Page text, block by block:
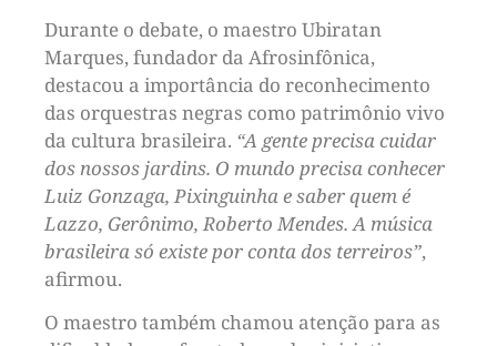
Durante o debate, o maestro Ubiratan
Marques, fundador da Afrosinfônica,
destacou a importância do reconhecimento
das orquestras negras como patrimônio vivo
da cultura brasileira. “A gente precisa cuidar
dos nossos jardins. O mundo precisa conhecer
Luiz Gonzaga, Pixinguinha e saber quem é
Lazzo, Gerônimo, Roberto Mendes. A música
brasileira só existe por conta dos terreiros”,
afirmou.
O maestro também chamou atenção para as